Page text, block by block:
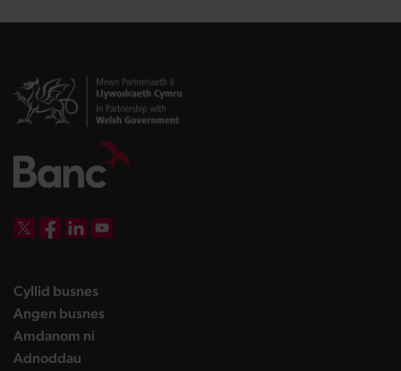
Cyllid busneslanding page
Angen busneslanding page
Amdanom ni
Adnoddau